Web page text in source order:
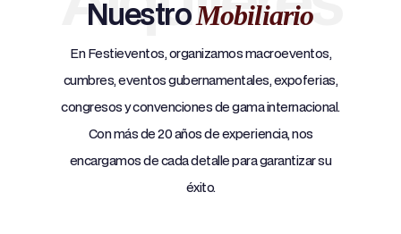
NuestroMobiliario
En Festieventos, organizamos macroeventos,
cumbres, eventos gubernamentales, expoferias,
congresos y convenciones de gama internacional.
Con más de 20 años de experiencia, nos
encargamos de cada detalle para garantizar su
éxito.